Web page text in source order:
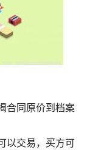
合同原价到档案
以交易，买方可